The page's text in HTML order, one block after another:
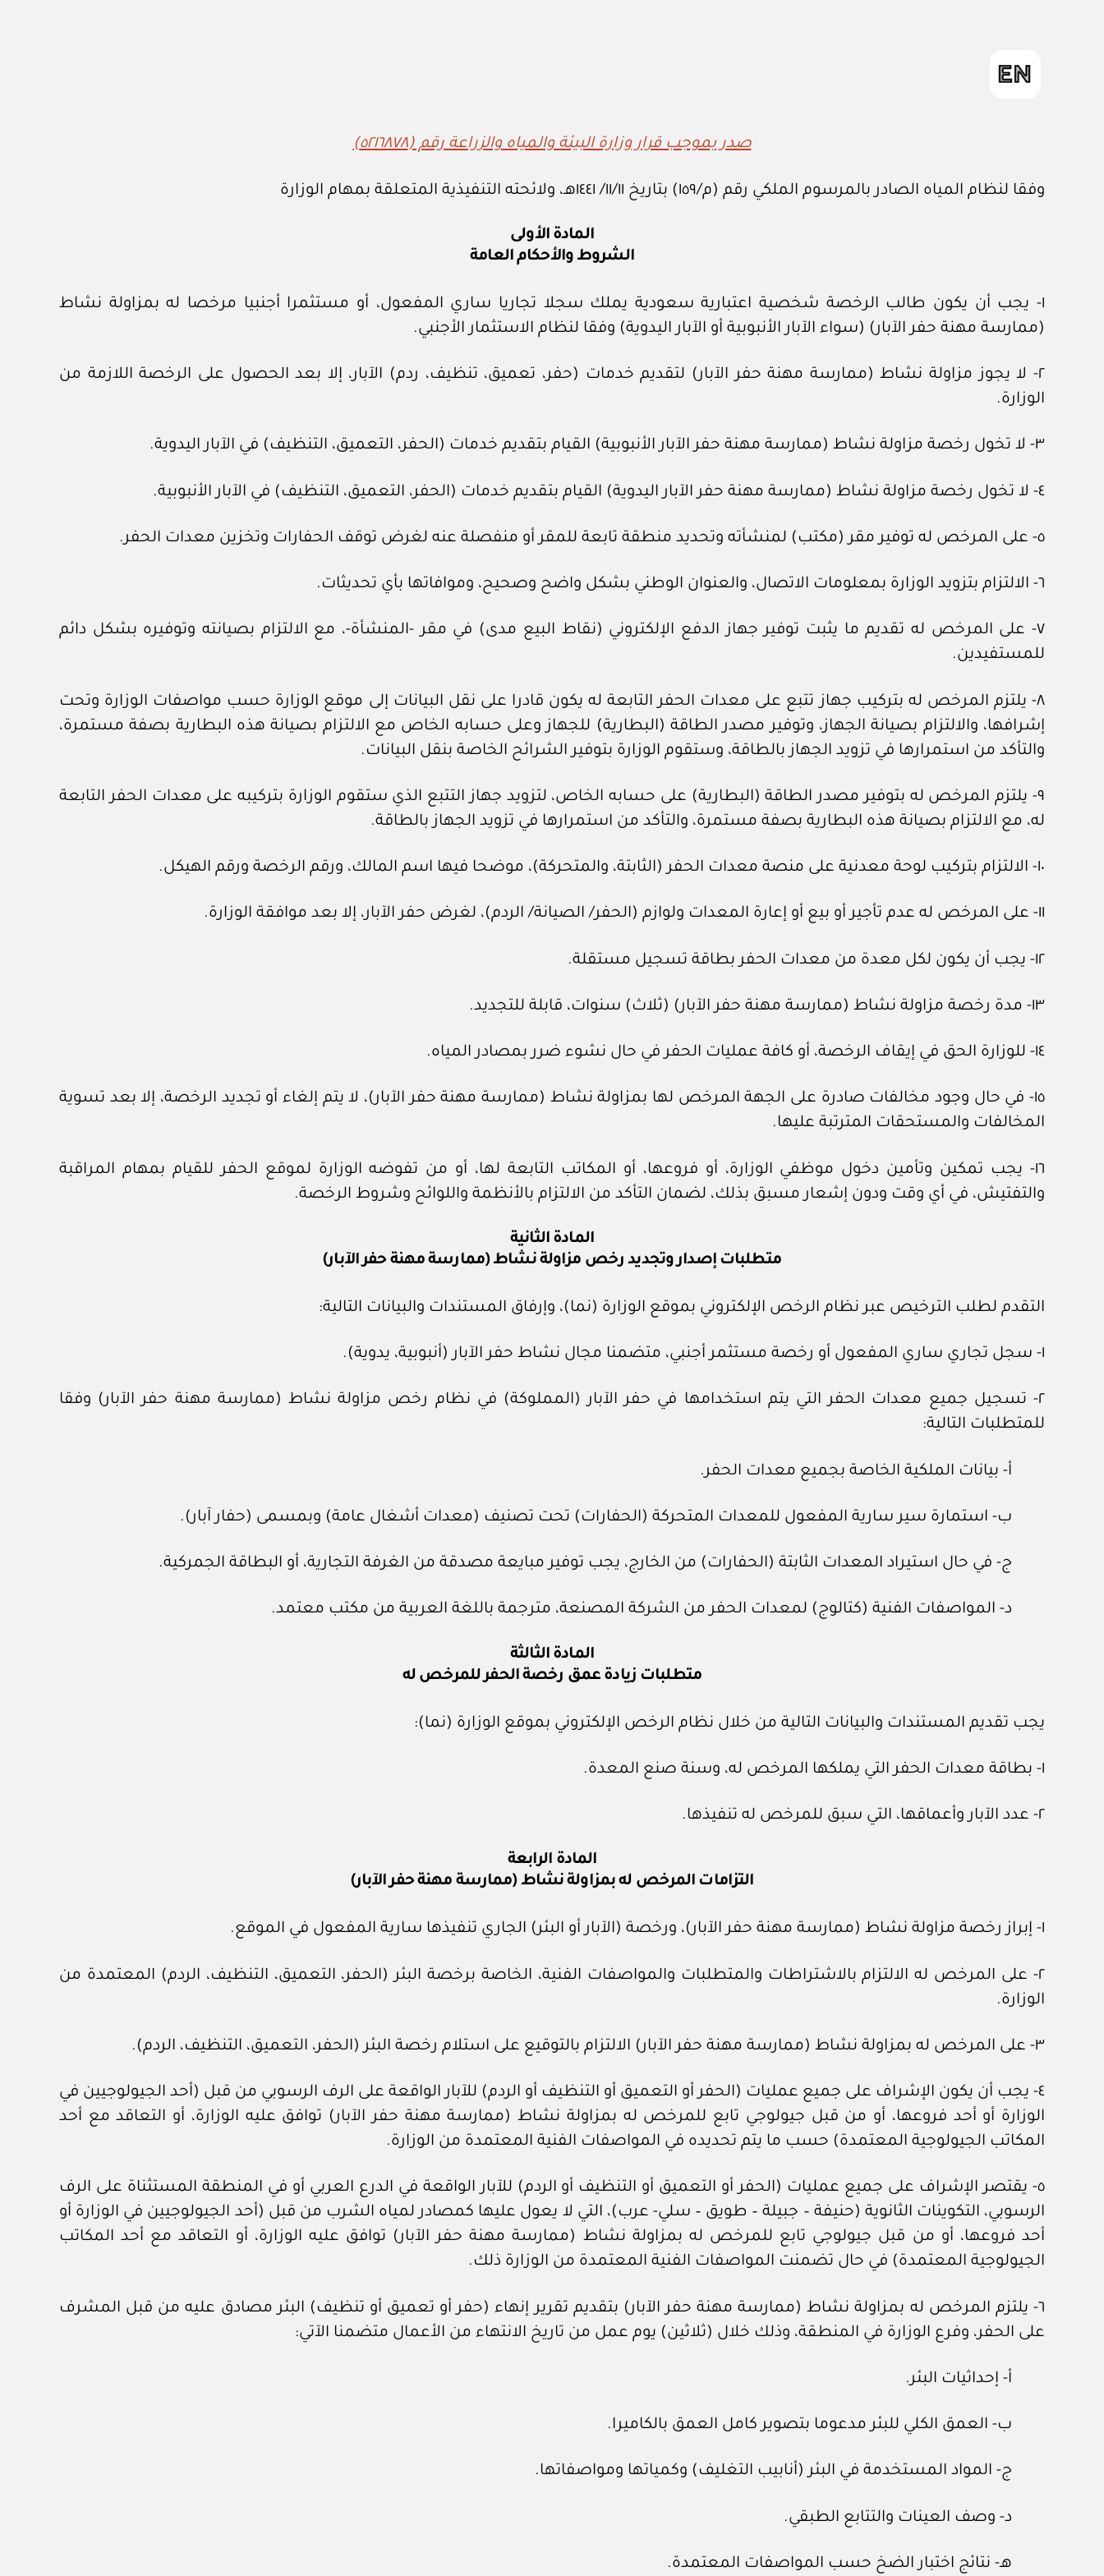
صدر بموجب قرار وزارة البيئة والمياه والزراعة رقم (٥٢١٦٨٧٨)
وفقا لنظام المياه الصادر بالمرسوم الملكي رقم (م/١٥٩) بتاريخ ١١/١١/ ١٤٤١هـ، ولائحته التنفيذية المتعلقة بمهام الوزارة
المادة الأولى
الشروط والأحكام العامة
١- يجب أن يكون طالب الرخصة شخصية اعتبارية سعودية يملك سجلا تجاريا ساري المفعول، أو مستثمرا أجنبيا مرخصا له بمزاولة نشاط
(ممارسة مهنة حفر الآبار) (سواء الآبار الأنبوبية أو الآبار اليدوية) وفقا لنظام الاستثمار الأجنبي.
٢- لا يجوز مزاولة نشاط (ممارسة مهنة حفر الآبار) لتقديم خدمات (حفر، تعميق، تنظيف، ردم) الآبار، إلا بعد الحصول على الرخصة اللازمة من
الوزارة.
٣- لا تخول رخصة مزاولة نشاط (ممارسة مهنة حفر الآبار الأنبوبية) القيام بتقديم خدمات (الحفر، التعميق، التنظيف) في الآبار اليدوية.
٤- لا تخول رخصة مزاولة نشاط (ممارسة مهنة حفر الآبار اليدوية) القيام بتقديم خدمات (الحفر، التعميق، التنظيف) في الآبار الأنبوبية.
٥- على المرخص له توفير مقر (مكتب) لمنشأته وتحديد منطقة تابعة للمقر أو منفصلة عنه لغرض توقف الحفارات وتخزين معدات الحفر.
٦- الالتزام بتزويد الوزارة بمعلومات الاتصال، والعنوان الوطني بشكل واضح وصحيح، وموافاتها بأي تحديثات.
٧- على المرخص له تقديم ما يثبت توفير جهاز الدفع الإلكتروني (نقاط البيع مدى) في مقر -المنشأة-، مع الالتزام بصيانته وتوفيره بشكل دائم
للمستفيدين.
٨- يلتزم المرخص له بتركيب جهاز تتبع على معدات الحفر التابعة له يكون قادرا على نقل البيانات إلى موقع الوزارة حسب مواصفات الوزارة وتحت
إشرافها، والالتزام بصيانة الجهاز، وتوفير مصدر الطاقة (البطارية) للجهاز وعلى حسابه الخاص مع الالتزام بصيانة هذه البطارية بصفة مستمرة،
والتأكد من استمرارها في تزويد الجهاز بالطاقة، وستقوم الوزارة بتوفير الشرائح الخاصة بنقل البيانات.
٩- يلتزم المرخص له بتوفير مصدر الطاقة (البطارية) على حسابه الخاص، لتزويد جهاز التتبع الذي ستقوم الوزارة بتركيبه على معدات الحفر التابعة
له، مع الالتزام بصيانة هذه البطارية بصفة مستمرة، والتأكد من استمرارها في تزويد الجهاز بالطاقة.
١٠- الالتزام بتركيب لوحة معدنية على منصة معدات الحفر (الثابتة، والمتحركة)، موضحا فيها اسم المالك، ورقم الرخصة ورقم الهيكل.
١١- على المرخص له عدم تأجير أو بيع أو إعارة المعدات ولوازم (الحفر/ الصيانة/ الردم)، لغرض حفر الآبار، إلا بعد موافقة الوزارة.
١٢- يجب أن يكون لكل معدة من معدات الحفر بطاقة تسجيل مستقلة.
١٣- مدة رخصة مزاولة نشاط (ممارسة مهنة حفر الآبار) (ثلاث) سنوات، قابلة للتجديد.
١٤- للوزارة الحق في إيقاف الرخصة، أو كافة عمليات الحفر في حال نشوء ضرر بمصادر المياه.
١٥- في حال وجود مخالفات صادرة على الجهة المرخص لها بمزاولة نشاط (ممارسة مهنة حفر الآبار)، لا يتم إلغاء أو تجديد الرخصة، إلا بعد تسوية
المخالفات والمستحقات المترتبة عليها.
١٦- يجب تمكين وتأمين دخول موظفي الوزارة، أو فروعها، أو المكاتب التابعة لها، أو من تفوضه الوزارة لموقع الحفر للقيام بمهام المراقبة
والتفتيش، في أي وقت ودون إشعار مسبق بذلك، لضمان التأكد من الالتزام بالأنظمة واللوائح وشروط الرخصة.
المادة الثانية
متطلبات إصدار وتجديد رخص مزاولة نشاط (ممارسة مهنة حفر الآبار)
التقدم لطلب الترخيص عبر نظام الرخص الإلكتروني بموقع الوزارة (نما)، وإرفاق المستندات والبيانات التالية:
١- سجل تجاري ساري المفعول أو رخصة مستثمر أجنبي، متضمنا مجال نشاط حفر الآبار (أنبوبية، يدوية).
٢- تسجيل جميع معدات الحفر التي يتم استخدامها في حفر الآبار (المملوكة) في نظام رخص مزاولة نشاط (ممارسة مهنة حفر الآبار) وفقا
للمتطلبات التالية:
أ- بيانات الملكية الخاصة بجميع معدات الحفر.
ب- استمارة سير سارية المفعول للمعدات المتحركة (الحفارات) تحت تصنيف (معدات أشغال عامة) وبمسمى (حفار آبار).
ج- في حال استيراد المعدات الثابتة (الحفارات) من الخارج، يجب توفير مبايعة مصدقة من الغرفة التجارية، أو البطاقة الجمركية.
د- المواصفات الفنية (كتالوج) لمعدات الحفر من الشركة المصنعة، مترجمة باللغة العربية من مكتب معتمد.
المادة الثالثة
متطلبات زيادة عمق رخصة الحفر للمرخص له
يجب تقديم المستندات والبيانات التالية من خلال نظام الرخص الإلكتروني بموقع الوزارة (نما):
١- بطاقة معدات الحفر التي يملكها المرخص له، وسنة صنع المعدة.
٢- عدد الآبار وأعماقها، التي سبق للمرخص له تنفيذها.
المادة الرابعة
التزامات المرخص له بمزاولة نشاط (ممارسة مهنة حفر الآبار)
١- إبراز رخصة مزاولة نشاط (ممارسة مهنة حفر الآبار)، ورخصة (الآبار أو البئر) الجاري تنفيذها سارية المفعول في الموقع.
٢- على المرخص له الالتزام بالاشتراطات والمتطلبات والمواصفات الفنية، الخاصة برخصة البئر (الحفر، التعميق، التنظيف، الردم) المعتمدة من
الوزارة.
٣- على المرخص له بمزاولة نشاط (ممارسة مهنة حفر الآبار) الالتزام بالتوقيع على استلام رخصة البئر (الحفر، التعميق، التنظيف، الردم).
٤- يجب أن يكون الإشراف على جميع عمليات (الحفر أو التعميق أو التنظيف أو الردم) للآبار الواقعة على الرف الرسوبي من قبل (أحد الجيولوجيين في
الوزارة أو أحد فروعها، أو من قبل جيولوجي تابع للمرخص له بمزاولة نشاط (ممارسة مهنة حفر الآبار) توافق عليه الوزارة، أو التعاقد مع أحد
المكاتب الجيولوجية المعتمدة) حسب ما يتم تحديده في المواصفات الفنية المعتمدة من الوزارة.
٥- يقتصر الإشراف على جميع عمليات (الحفر أو التعميق أو التنظيف أو الردم) للآبار الواقعة في الدرع العربي أو في المنطقة المستثناة على الرف
الرسوبي، التكوينات الثانوية (حنيفة – جبيلة – طويق – سلي- عرب)، التي لا يعول عليها كمصادر لمياه الشرب من قبل (أحد الجيولوجيين في الوزارة أو
أحد فروعها، أو من قبل جيولوجي تابع للمرخص له بمزاولة نشاط (ممارسة مهنة حفر الآبار) توافق عليه الوزارة، أو التعاقد مع أحد المكاتب
الجيولوجية المعتمدة) في حال تضمنت المواصفات الفنية المعتمدة من الوزارة ذلك.
٦- يلتزم المرخص له بمزاولة نشاط (ممارسة مهنة حفر الآبار) بتقديم تقرير إنهاء (حفر أو تعميق أو تنظيف) البئر مصادق عليه من قبل المشرف
على الحفر، وفرع الوزارة في المنطقة، وذلك خلال (ثلاثين) يوم عمل من تاريخ الانتهاء من الأعمال متضمنا الآتي:
أ- إحداثيات البئر.
ب- العمق الكلي للبئر مدعوما بتصوير كامل العمق بالكاميرا.
ج- المواد المستخدمة في البئر (أنابيب التغليف) وكمياتها ومواصفاتها.
د- وصف العينات والتتابع الطبقي.
هـ- نتائج اختبار الضخ حسب المواصفات المعتمدة.